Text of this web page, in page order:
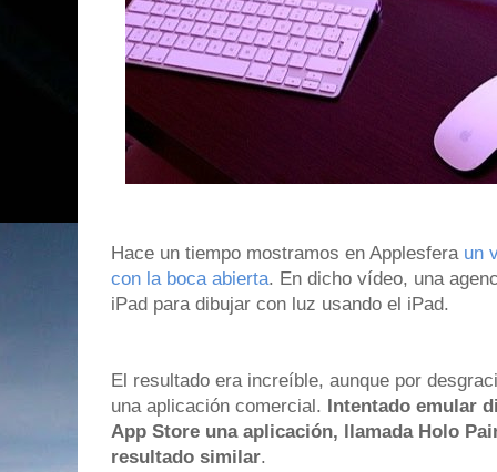
Hace un tiempo mostramos en Applesfera un
con la boca abierta. En dicho vídeo, una
iPad para dibujar con luz usando el iPad.
El resultado era increíble, aunque por
una aplicación comercial. Intentado emular
App Store una aplicación, llamada Holo
resultado similar.